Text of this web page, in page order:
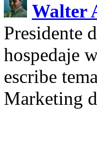
Walter
Presidente
hospedaje
escribe
Marketing